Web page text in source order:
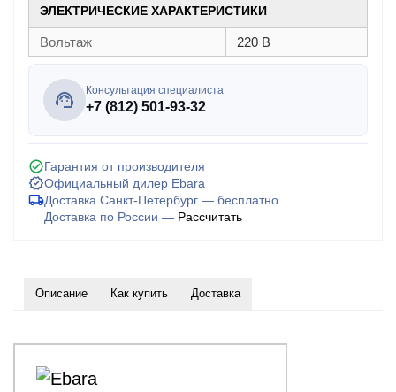
ЭЛЕКТРИЧЕСКИЕ ХАРАКТЕРИСТИКИ
Вольтаж 220 В
Консультация специалиста
+7 (812) 501-93-32
Гарантия от производителя
Официальный дилер Ebara
Доставка Санкт-Петербург — бесплатно
Доставка по России — Рассчитать
Описание Как купить Доставка